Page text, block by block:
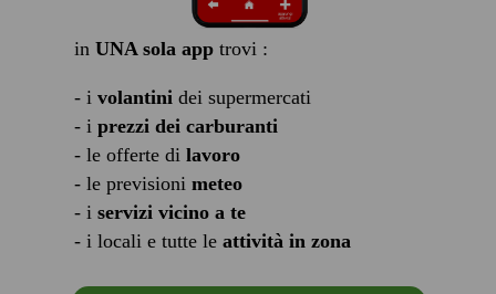
in UNA sola apptrovi :
- i volantinidei supermercati
- i prezzi dei carburanti
- le offerte di lavoro
- le previsioni meteo
- i servizi vicino a te
- i locali e tutte le attività in zona